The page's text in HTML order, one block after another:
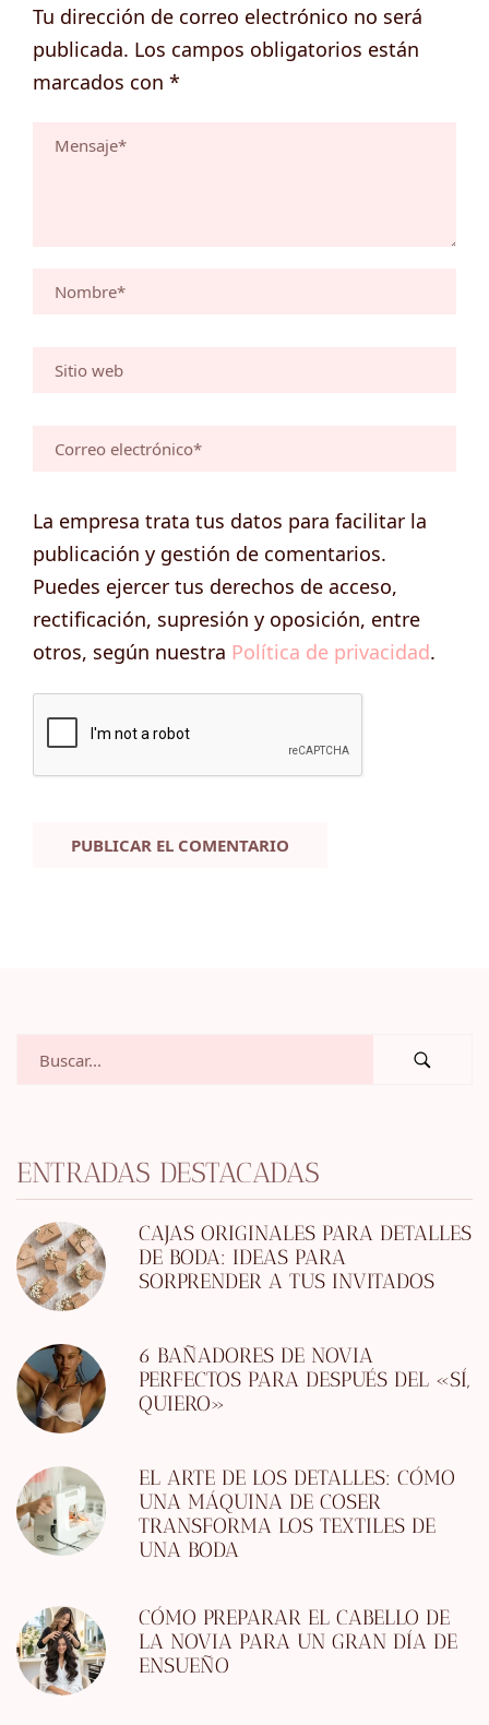
Tu dirección de correo electrónico no será
publicada. Los campos obligatorios están
marcados con *
La empresa trata tus datos para facilitar la
publicación y gestión de comentarios.
Puedes ejercer tus derechos de acceso,
rectificación, supresión y oposición, entre
otros, según nuestra Política de privacidad.
ENTRADAS DESTACADAS
CAJAS ORIGINALES PARA DETALLES
DE BODA: IDEAS PARA
SORPRENDER A TUS INVITADOS
6 BAÑADORES DE NOVIA
PERFECTOS PARA DESPUÉS DEL «SÍ,
QUIERO»
EL ARTE DE LOS DETALLES: CÓMO
UNA MÁQUINA DE COSER
TRANSFORMA LOS TEXTILES DE
UNA BODA
CÓMO PREPARAR EL CABELLO DE
LA NOVIA PARA UN GRAN DÍA DE
ENSUEÑO